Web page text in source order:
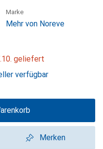
Marke
Mehr von Noreve
geliefert
verfügbar
Merken